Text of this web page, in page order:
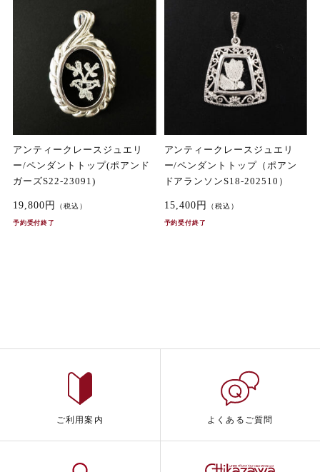
アンティークレースジュエリ
ー/ペンダントトップ(ポアンド
ガーズS22-23091)
19,800円 （税込）
予約受付終了
アンティークレースジュエリ
ー/ペンダントトップ（ポアン
ドアランソンS18-202510）
15,400円 （税込）
予約受付終了
ご利用案内 よくあるご質問